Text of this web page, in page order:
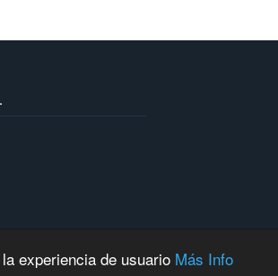
experiencia de usuario Más Info